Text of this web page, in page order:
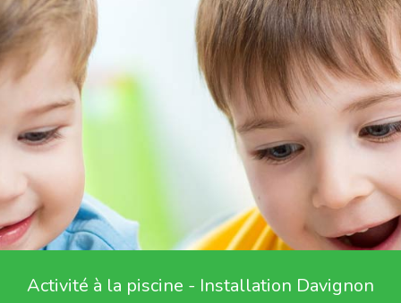
Activité à la piscine - Installation Davignon